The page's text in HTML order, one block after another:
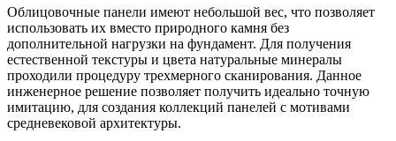
Облицовочные панели имеют небольшой вес, что позволяет
использовать их вместо природного камня без
дополнительной нагрузки на фундамент. Для получения
естественной текстуры и цвета натуральные минералы
проходили процедуру трехмерного сканирования. Данное
инженерное решение позволяет получить идеально точную
имитацию, для создания коллекций панелей с мотивами
средневековой архитектуры.